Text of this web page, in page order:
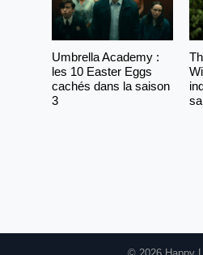
Umbrella Academy :
les 10 Easter Eggs
cachés dans la saison
3